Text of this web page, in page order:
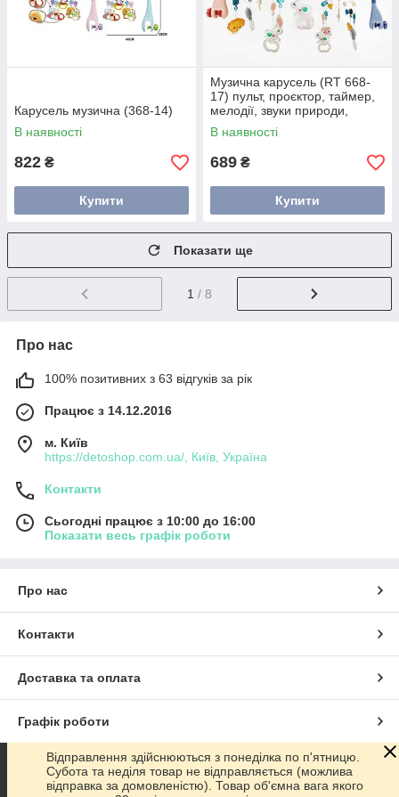
Карусель музична (368-14)
В наявності
822 ₴
Купити
Музична карусель (RT 668-
17) пульт, проєктор, таймер,
мелодії, звуки природи,
брязкальце
В наявності
689 ₴
Купити
Показати ще
1 / 8
Про нас
100% позитивних з 63 відгуків за рік
Працює з 14.12.2016
м. Київ
https://detoshop.com.ua/, Київ, Україна
Контакти
Сьогодні працює з 10:00 до 16:00
Показати весь графік роботи
Про нас
Контакти
Доставка та оплата
Графік роботи
Повна версія сайту
Відправлення здійснюються з понеділка по п'ятницю.
Субота та неділя товар не відправляється (можлива
відправка за домовленістю). Товар об'ємна вага якого